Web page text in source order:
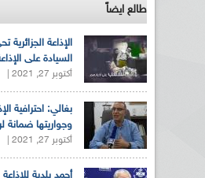
طالع ايضاً
السيادة على
أكتوبر 27, 2021 |
بغالي: احترافية
وجواريتها ضمانة
أكتوبر 27, 2021 |